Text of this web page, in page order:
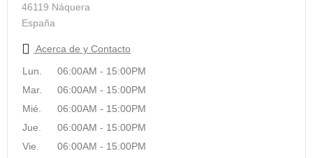
46119 Náquera
España
Acerca de y Contacto
Lun.
06:00AM - 15:00PM
Mar.
06:00AM - 15:00PM
Mié.
06:00AM - 15:00PM
Jue.
06:00AM - 15:00PM
Vie.
06:00AM - 15:00PM